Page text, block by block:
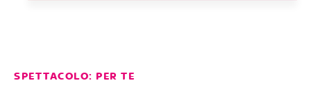
SPETTACOLO: PER TE